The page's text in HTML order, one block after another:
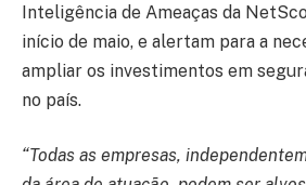
Inteligência de Ameaças da
início de maio, e alertam para a
ampliar os investimentos em
no país.
“Todas as empresas,